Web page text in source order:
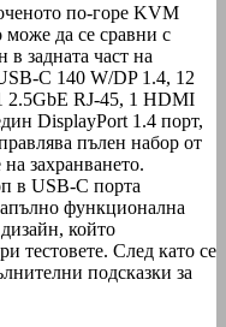
по-горе KVM
да се сравни с
задната част на
C 140 W/DP 1.4, 12
2.5GbE RJ-45, 1 HDMI
DisplayPort 1.4 порт,
пълен набор от
захранването.
в USB-C порта
функционална
който
тестовете. След като се
подсказки за